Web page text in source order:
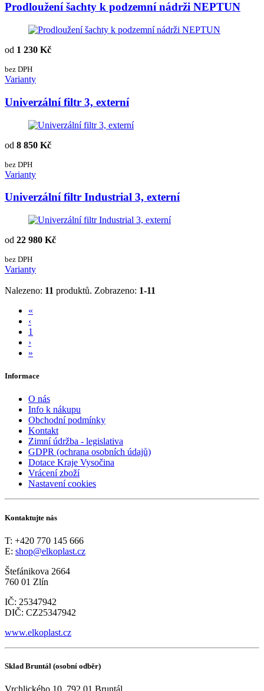
Prodloužení šachty k podzemní nádrži NEPTUN
od 1 230 Kč
bez DPH
Varianty
Univerzální filtr 3, externí
od 8 850 Kč
bez DPH
Varianty
Univerzální filtr Industrial 3, externí
od 22 980 Kč
bez DPH
Varianty
Nalezeno: 11 produktů. Zobrazeno: 1-11
«
‹
1
›
»
Informace
O nás
Info k nákupu
Obchodní podmínky
Kontakt
Zimní údržba - legislativa
GDPR (ochrana osobních údajů)
Dotace Kraje Vysočina
Vrácení zboží
Nastavení cookies
Kontaktujte nás
T: +420 770 145 666
E: shop@elkoplast.cz
Štefánikova 2664
760 01 Zlín
IČ: 25347942
DIČ: CZ25347942
www.elkoplast.cz
Sklad Bruntál (osobní odběr)
Vrchlického 10, 792 01 Bruntál